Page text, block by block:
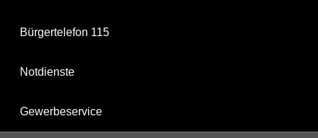
Bürgertelefon 115
Notdienste
Gewerbeservice